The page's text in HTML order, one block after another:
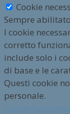
Cookie
Sempre abilitato
I cookie
corretto
include solo i
di base e le
Questi cookie
personale.